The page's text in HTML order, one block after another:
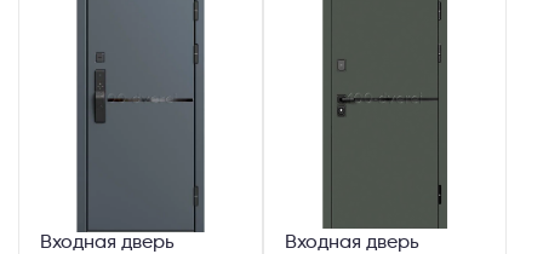
Входная дверь
Входная дверь